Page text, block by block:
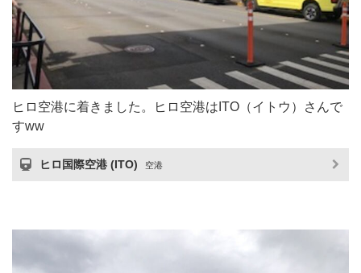
ヒロ空港に着きました。ヒロ空港はITO（イトウ）さんで
すww
ヒロ国際空港 (ITO) 空港